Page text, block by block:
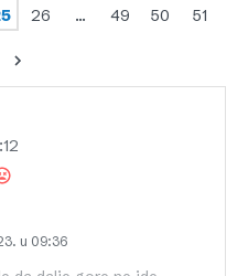
26 … 49 50 51
u 09:36